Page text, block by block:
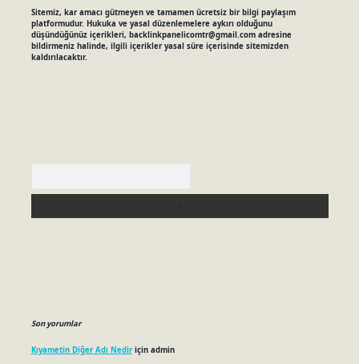
Sitemiz, kar amacı gütmeyen ve tamamen ücretsiz bir bilgi paylaşım
platformudur. Hukuka ve yasal düzenlemelere aykırı olduğunu
düşündüğünüz içerikleri, backlinkpanelicomtr@gmail.comadresine
bildirmeniz halinde, ilgili içerikler yasal süre içerisinde sitemizden
kaldırılacaktır.
Son yorumlar
Kıyametin Diğer Adı Nediriçin admin